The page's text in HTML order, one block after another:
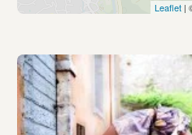
Leaflet |